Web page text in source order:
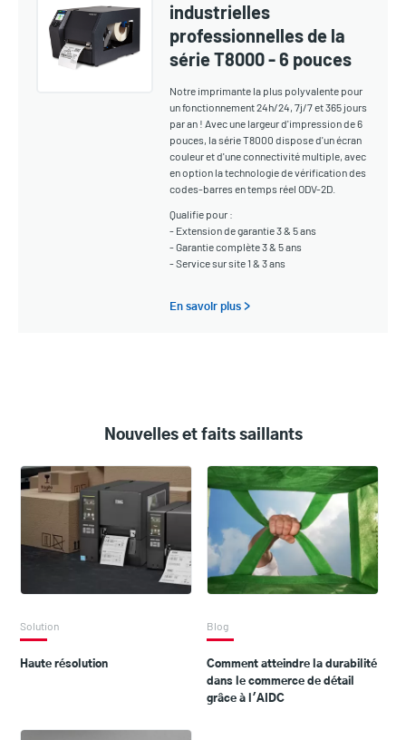
industrielles
professionnelles de la
série T8000 - 6 pouces
Notre imprimante la plus polyvalente pour
un fonctionnement 24h/24, 7j/7 et 365 jours
par an ! Avec une largeur d'impression de 6
pouces, la série T8000 dispose d'un écran
couleur et d'une connectivité multiple, avec
en option la technologie de vérification des
codes-barres en temps réel ODV-2D.
Qualifie pour :
- Extension de garantie 3 & 5 ans
- Garantie complète 3 & 5 ans
- Service sur site 1 & 3 ans
En savoir plus >
Nouvelles et faits saillants
Solution
Haute résolution
Blog
Comment atteindre la durabilité
dans le commerce de détail
grâce à l'AIDC